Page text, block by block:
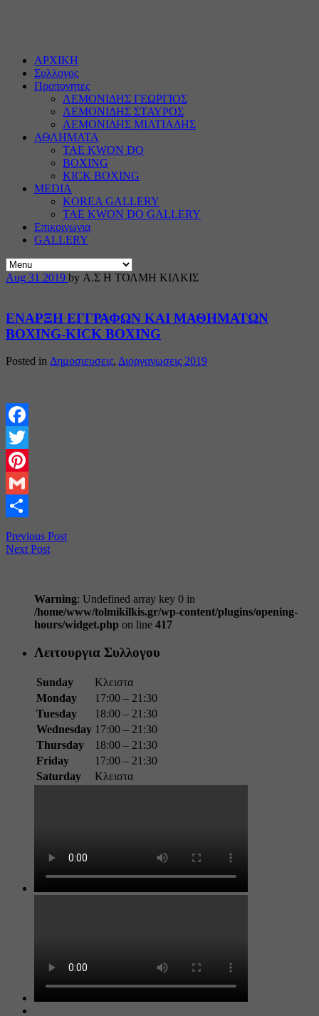
ΑΡΧΙΚΗ
Συλλογος
Προπονητες
ΛΕΜΟΝΙΔΗΣ ΓΕΩΡΓΙΟΣ
ΛΕΜΟΝΙΔΗΣ ΣΤΑΥΡΟΣ
ΛΕΜΟΝΙΔΗΣ ΜΙΛΤΙΑΔΗΣ
ΑΘΛΗΜΑΤΑ
TAE KWON DO
BOXING
KICK BOXING
MEDIA
KOREA GALLERY
TAE KWON DO GALLERY
Επικοινωνια
GALLERY
Aug 31 2019 by Α.Σ Η ΤΟΛΜΗ ΚΙΛΚΙΣ
ΕΝΑΡΞΗ ΕΓΓΡΑΦΩΝ ΚΑΙ ΜΑΘΗΜΑΤΩΝ
BOXING-KICK BOXING
Posted in Δημοσιευσεις, Διοργανωσεις 2019
Facebook
Twitter
Pinterest
Gmail
Previous Post
Next Post
Warning: Undefined array key 0 in
/home/www/tolmikilkis.gr/wp-content/plugins/opening-
hours/widget.php on line 417
Λειτουργια Συλλογου
Sunday
Κλειστα
Monday
17:00 – 21:30
Tuesday
18:00 – 21:30
Wednesday 17:00 – 21:30
Thursday
18:00 – 21:30
Friday
17:00 – 21:30
Saturday
Κλειστα